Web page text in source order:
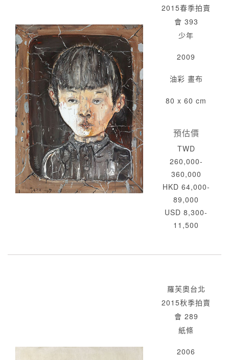
2015春季拍賣
會 393
少年
2009
油彩 畫布
80 x 60 cm
預估價
TWD
260,000-
360,000
HKD 64,000-
89,000
USD 8,300-
11,500
羅芙奧台北
2015秋季拍賣
會 289
紙條
2006